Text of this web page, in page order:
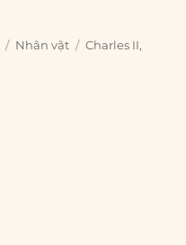
Categories
Nhân vật Tags
Charles II,